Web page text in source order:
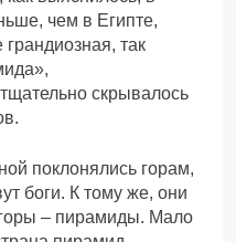
чем в Египте,
так
скрывалось
поклонялись горам,
боги. К тому же, они
– пирамиды. Мало